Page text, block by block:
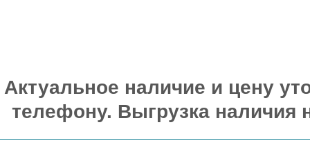
Актуальное наличие и цену
телефону. Выгрузка наличия